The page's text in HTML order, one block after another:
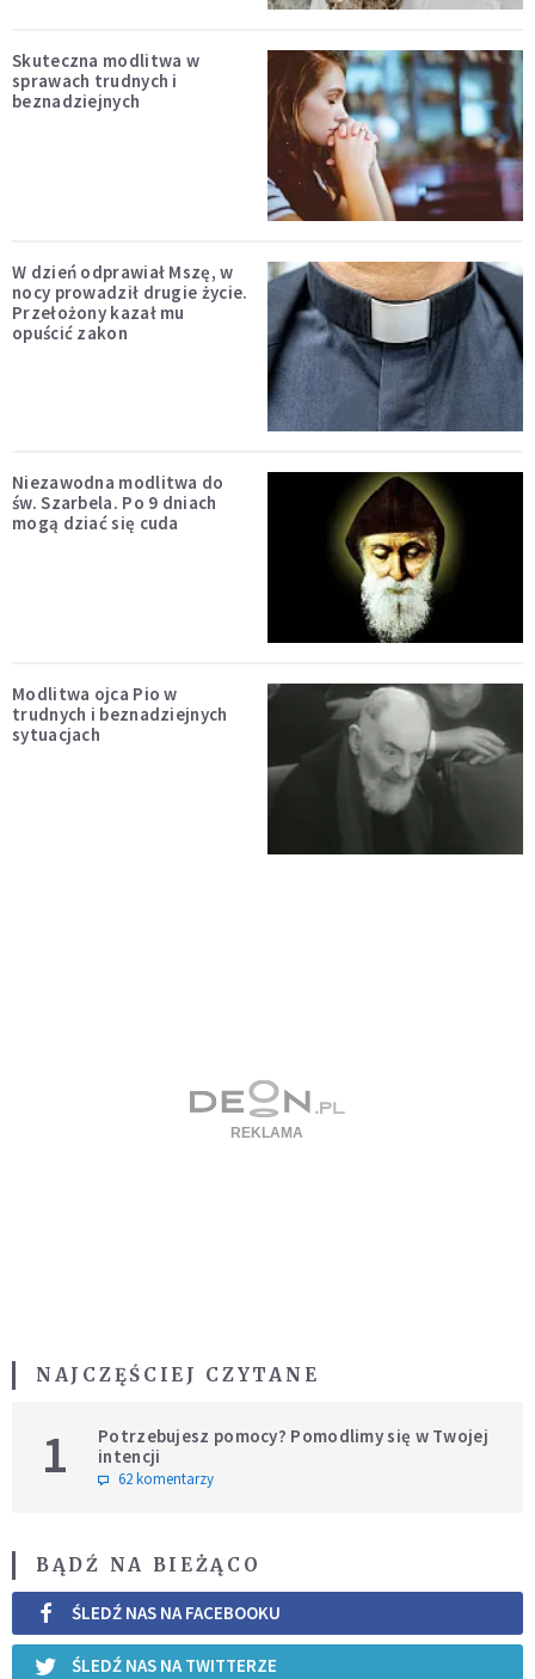
Skuteczna modlitwa w
sprawach trudnych i
beznadziejnych
W dzień odprawiał Mszę, w
nocy prowadził drugie życie.
Przełożony kazał mu
opuścić zakon
Niezawodna modlitwa do
św. Szarbela. Po 9 dniach
mogą dziać się cuda
Modlitwa ojca Pio w
trudnych i beznadziejnych
sytuacjach
NAJCZĘŚCIEJ CZYTANE
1
Potrzebujesz pomocy? Pomodlimy się w Twojej
intencji
62 komentarzy
BĄDŹ NA BIEŻĄCO
ŚLEDŹ NAS NA FACEBOOKU
ŚLEDŹ NAS NA TWITTERZE